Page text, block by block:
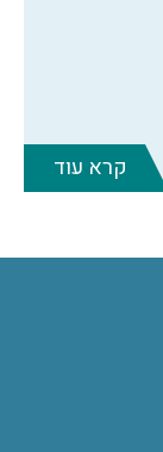
קרא עוד